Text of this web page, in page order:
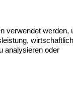
verwendet werden,
analysieren oder